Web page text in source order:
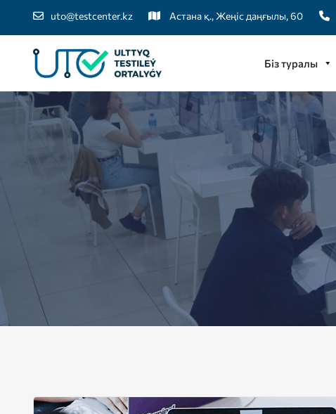
uto@testcenter.kz Астана қ., Жеңіс даңғылы, 60
Біз туралы